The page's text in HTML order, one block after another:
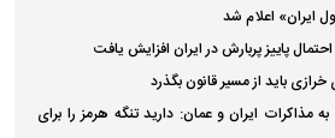
ایران» اعلام شد
پاییز پربارش در ایران افزایش یافت
باید از مسیر قانون بگذرد
مذاکرات ایران و عمان: دارید تنگه هرمز را برای